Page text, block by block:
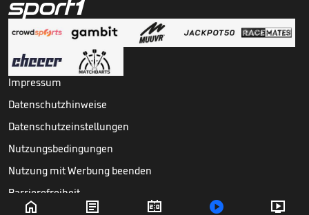
    
Impressum
Datenschutzhinweise
Datenschutzeinstellungen
Nutzungsbedingungen
Nutzung mit Werbung beenden
Barrierefreiheit